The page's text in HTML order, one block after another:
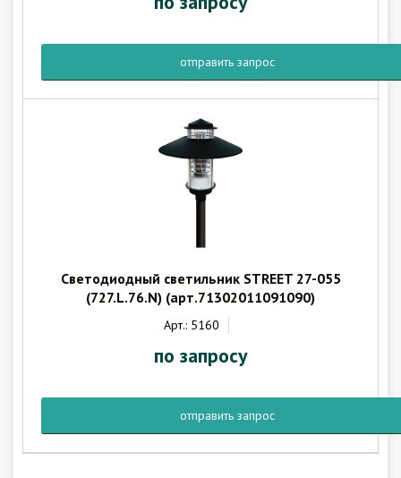
отправить запрос
Светодиодный светильник STREET 27-055
(727.L.76.N) (арт.71302011091090)
Арт.: 5160
по запросу
отправить запрос